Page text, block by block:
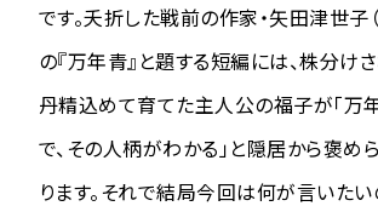
です。夭折した戦前の作家・矢田津世子（
の『万年青』と題する短編には、株分け
丹精込めて育てた主人公の福子が「万
で、その人柄がわかる」と隠居から褒め
ります。それで結局今回は何が言いたい